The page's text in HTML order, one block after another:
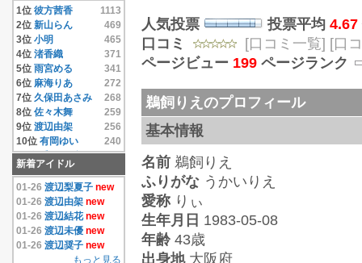
人気投票 投票平均 4.67
口コミ
[口コミ一覧] [口
ページビュー 199 ページランク
鵜飼りえのプロフィール
基本情報
名前 鵜飼りえ
ふりがな うかいりえ
愛称 りぃ
生年月日 1983-05-08
年齢 43歳
出身地大阪府
13位彼方茜香
4.40
14位相澤仁美
4.33
15位相沢まき
4.33
16位逢沢りな
4.33
17位相原みぃ
4.33
18位相原美咲
4.33
19位秋元結衣
4.33
20位雨宮める
4.33
21位有岡ゆい
4.33
22位 安藤遥
4.33
23位いいむれまさき
24位生田善子
4.33
25位入矢麻衣
4.33
26位鵜飼りえ
4.33
27位蛯原天
4.33
28位和葉みれい
4.33
栗原みさ
4.33
1位 彼方茜香
1113
2位 新山らん
469
3位 小明
465
4位 渚香織
371
5位 雨宮める
341
6位 麻海りあ
272
7位 久保田あさみ
268
8位 佐々木舞
259
9位 渡辺由架
256
10位 有岡ゆい
240
11位千原こずえ
237
12位 尾崎ナナ
13位片瀬桃
220
14位水樹たま
214
15位遠藤あやの
208
16位麻倉みな
171
17位上原真央
155
島本里沙
152
新着アイドル
01-26 渡辺梨夏子 new
01-26 渡辺由架 new
01-26 渡辺結花 new
01-26 渡辺未優 new
01-26 渡辺奨子 new
もっと見る